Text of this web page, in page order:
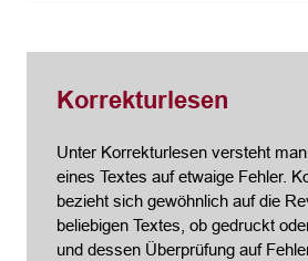
Korrekturlesen
Unter Korrekturlesen versteht
eines Textes auf etwaige Fehler.
bezieht sich gewöhnlich auf die
beliebigen Textes, ob gedruckt
und dessen Überprüfung auf